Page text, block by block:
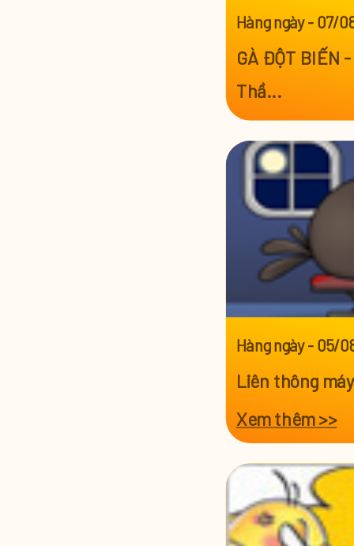
Hàng ngày- 07/
GÀ ĐỘT BIẾN
Thầ...
Hàng ngày- 05/
Liên thông
Xem thêm >>